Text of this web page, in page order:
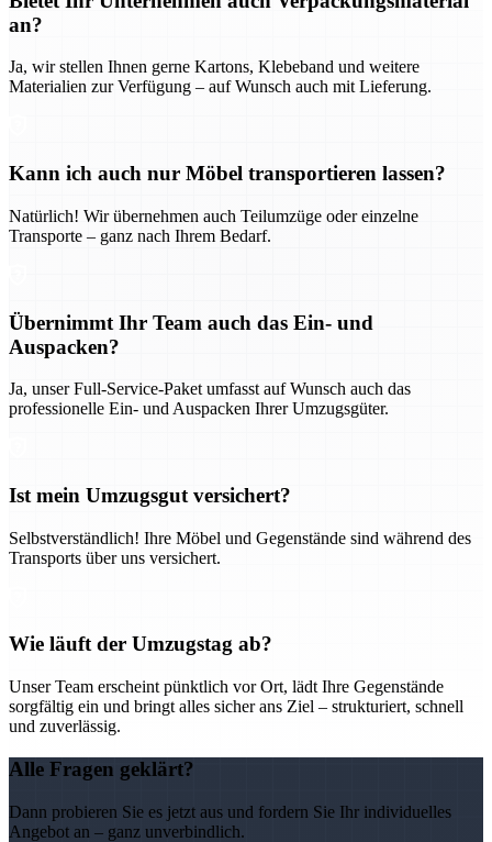
an?
Ja, wir stellen Ihnen gerne Kartons, Klebeband und weitere
Materialien zur Verfügung – auf Wunsch auch mit Lieferung.
Kann ich auch nur Möbel transportieren lassen?
Natürlich! Wir übernehmen auch Teilumzüge oder einzelne
Transporte – ganz nach Ihrem Bedarf.
Übernimmt Ihr Team auch das Ein- und
Auspacken?
Ja, unser Full-Service-Paket umfasst auf Wunsch auch das
professionelle Ein- und Auspacken Ihrer Umzugsgüter.
Ist mein Umzugsgut versichert?
Selbstverständlich! Ihre Möbel und Gegenstände sind während des
Transports über uns versichert.
Wie läuft der Umzugstag ab?
Unser Team erscheint pünktlich vor Ort, lädt Ihre Gegenstände
sorgfältig ein und bringt alles sicher ans Ziel – strukturiert, schnell
und zuverlässig.
Alle Fragen geklärt?
Dann probieren Sie es jetzt aus und fordern Sie Ihr individuelles
Angebot an – ganz unverbindlich.